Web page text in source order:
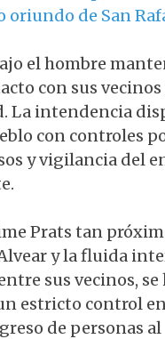
oriundo de San
el hombre
con sus vecinos
La intendencia
con controles
y vigilancia del
Prats tan
y la fluida
sus vecinos, se
estricto control
de personas al